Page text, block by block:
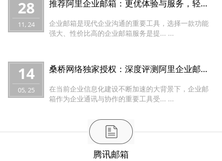
28
11, 24
推荐阿里企业邮箱：更优体验与服务，轻松从腾讯迁移！
企业邮箱是现代企业沟通的重要工具，选择一款功能
强大、性价比高的企业邮箱服务是提... ...
14
05, 25
桑桥网络独家授权：深度评测阿里企业邮箱优惠套餐方案（含标准版5用户官网600元/年与多重促销优惠），解析全球畅通邮件服务新优势
在当前企业信息化建设不断加速的大背景下，企业邮
箱作为企业通讯与协作的重要工具受... ...
腾讯邮箱